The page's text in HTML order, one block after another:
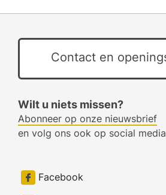
Contact en
Wilt u niets missen?
Abonneer op onze nieuwsbrief
en volg ons ook op social
Facebook